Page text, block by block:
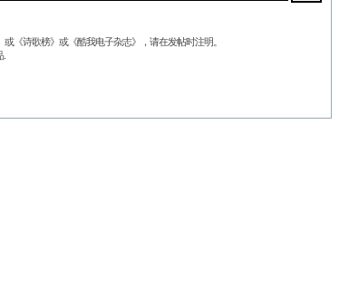
《诗歌榜》或《酷我电子杂志》，请在发帖时注明。
.